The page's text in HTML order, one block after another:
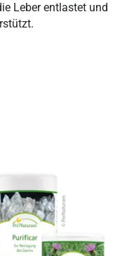
Leber entlastet und